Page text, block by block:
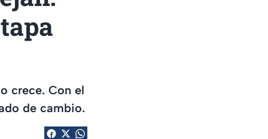
crece. Con el
de cambio.